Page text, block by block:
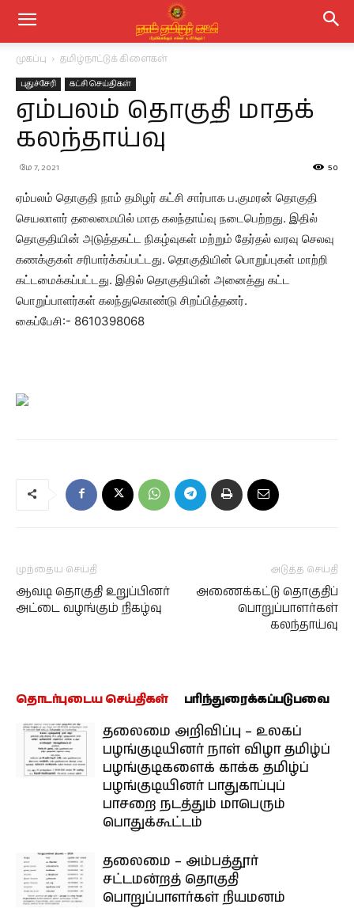
முகப்பு தமிழ்நாட்டுக் கிளைகள்
புதுச்சேரி கட்சி செய்திகள்
ஏம்பலம் தொகுதி மாதக்
கலந்தாய்வு
மே 7, 2021 50
ஏம்பலம் தொகுதி நாம் தமிழர் கட்சி சார்பாக ப.குமரன் தொகுதி
செயலாளர் தலைமையில் மாத கலந்தாய்வு நடைபெற்றது. இதில்
தொகுதியின் அடுத்தகட்ட நிகழ்வுகள் மற்றும் தேர்தல் வரவு செலவு
கணக்குகள் சரிபார்க்கப்பட்டது. தொகுதியின் பொறுப்புகள் மாற்றி
கட்டமைக்கப்பட்டது. இதில் தொகுதியின் அனைத்து கட்ட
பொறுப்பாளர்கள் கலந்துகொண்டு சிறப்பித்தனர்.
கைப்பேசி:- 8610398068
முந்தைய செய்தி
ஆவடி தொகுதி உறுப்பினர்
அட்டை வழங்கும் நிகழ்வு
அடுத்த செய்தி
அணைக்கட்டு தொகுதிப்
பொறுப்பாளர்கள்
கலந்தாய்வு
தொடர்புடைய செய்திகள் பரிந்துரைக்கப்படுபவை
தலைமை அறிவிப்பு – உலகப்
பழங்குடியினர் நாள் விழா தமிழ்ப்
பழங்குடிகளைக் காக்க தமிழ்ப்
பழங்குடியினர் பாதுகாப்புப்
பாசறை நடத்தும் மாபெரும்
பொதுக்கூட்டம்
தலைமை – அம்பத்தூர்
சட்டமன்றத் தொகுதி
பொறுப்பாளர்கள் நியமனம்